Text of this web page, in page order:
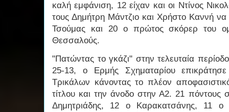
καλή εμφάνιση, 12 είχαν και οι Ντίνος
τους Δημήτρη Μάντζιο και Χρήστο Καννή
Τσούμας και 20 ο πρώτος σκόρερ του
Θεσσαλούς.
"Πατώντας το γκάζι" στην τελευταία
25-13, ο Ερμής Σχηματαρίου
Τρικάλων κάνοντας το πλέον
τίτλου και την άνοδο στην Α2. 21
Δημητριάδης, 12 ο Καρακατσάνης, 11